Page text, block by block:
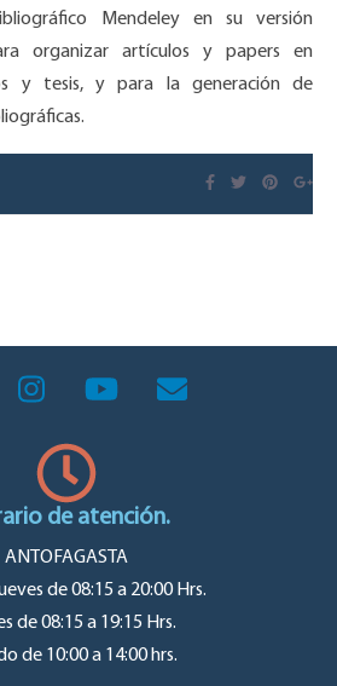
Mendeley en su versión
organizar artículos y papers en
y tesis, y para la generación de
de atención.
ANTOFAGASTA
de 08:15 a 20:00 Hrs.
de 08:15 a 19:15 Hrs.
de 10:00 a 14:00 hrs.